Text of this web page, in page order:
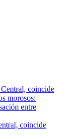
coincide